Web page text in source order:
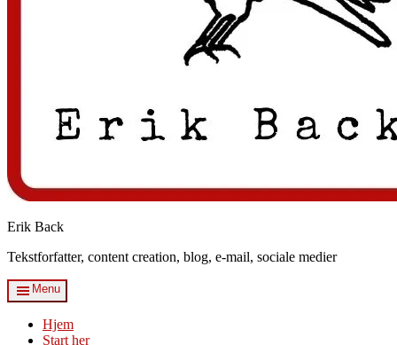
Erik Back
Tekstforfatter, content creation, blog, e-mail, sociale medier
Menu
Hjem
Start her